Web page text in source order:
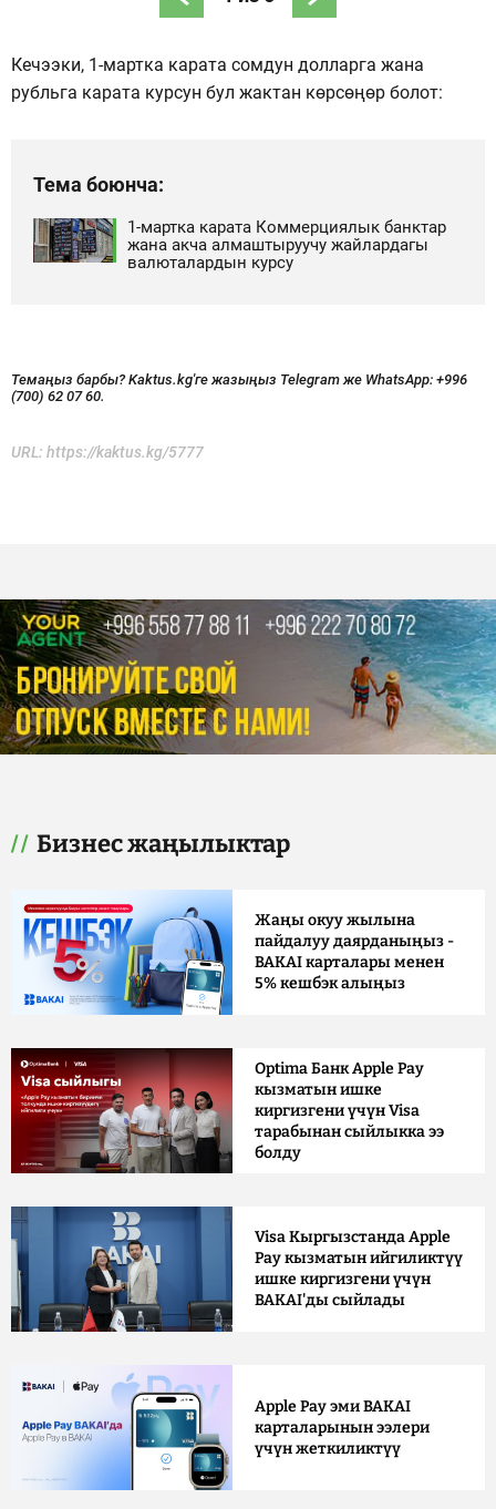
Кечээки, 1-мартка карата сомдун долларга жана
рубльга карата курсун бул жактан көрсөңөр болот:
Тема боюнча:
1-мартка карата Коммерциялык банктар
жана акча алмаштыруучу жайлардагы
валюталардын курсу
Темаңыз барбы? Kaktus.kg'ге жазыңыз Telegram же WhatsApp: +996
(700) 62 07 60.
URL: https://kaktus.kg/5777
Бизнес жаңылыктар
Жаңы окуу жылына
пайдалуу даярданыңыз -
BAKAI карталары менен
5% кешбэк алыңыз
Optima Банк Apple Pay
кызматын ишке
киргизгени үчүн Visa
тарабынан сыйлыкка ээ
болду
Visa Кыргызстанда Apple
Pay кызматын ийгиликтүү
ишке киргизгени үчүн
BAKAI'ды сыйлады
Apple Pay эми BAKAI
карталарынын ээлери
үчүн жеткиликтүү